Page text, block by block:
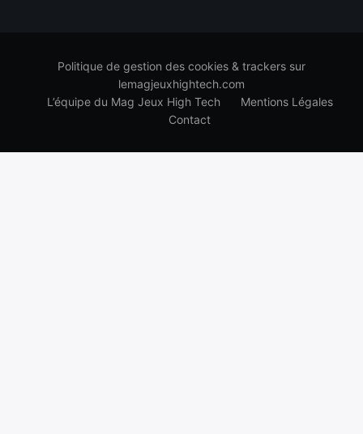
Politique de gestion des cookies & trackers sur
lemagjeuxhightech.com
L’équipe du Mag Jeux High Tech
Mentions Légales
Contact